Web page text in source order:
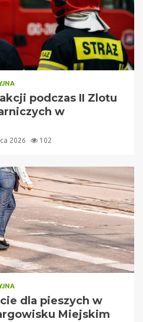
podczas II Zlotu
w
2026 102
dla pieszych w
Miejskim